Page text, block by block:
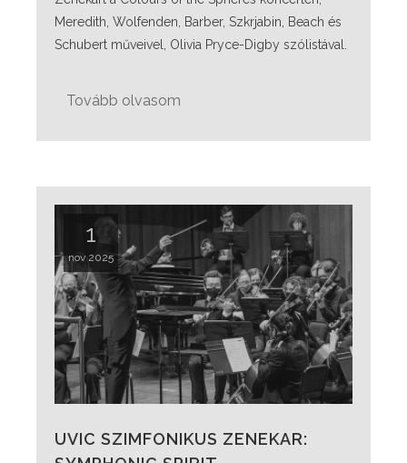
Meredith, Wolfenden, Barber, Szkrjabin, Beach és
Schubert műveivel, Olivia Pryce-Digby szólistával.
Tovább olvasom
1
nov 2025
UVIC SZIMFONIKUS ZENEKAR: